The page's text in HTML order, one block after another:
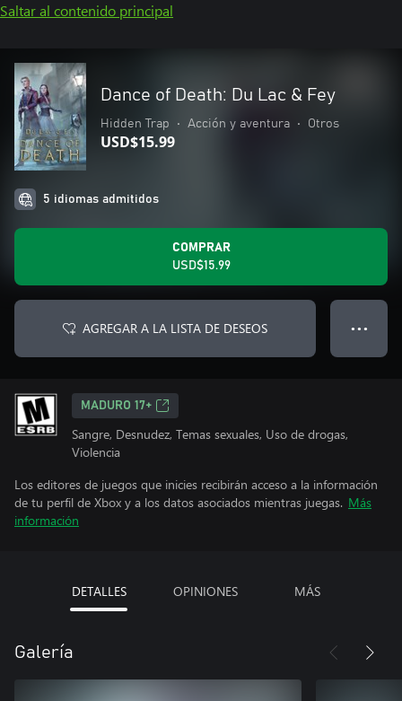
Saltar al contenido principal
Dance of Death: Du Lac & Fey
Hidden Trap • Acción y aventura • Otros
USD$15.99
5 idiomas admitidos
COMPRAR
USD$15.99
AGREGAR A LA LISTA DE DESEOS ● ● ●
MADURO 17+
Sangre, Desnudez, Temas sexuales, Uso de drogas,
Violencia
Los editores de juegos que inicies recibirán acceso a la información
de tu perfil de Xbox y a los datos asociados mientras juegas. Más
información
DETALLES OPINIONES MÁS
Galería